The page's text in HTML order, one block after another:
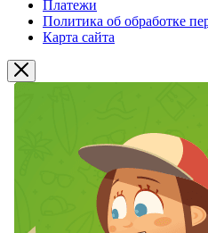
Платежи
Политика об обработке
Карта сайта